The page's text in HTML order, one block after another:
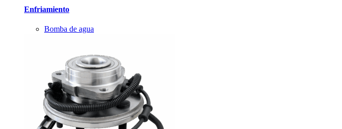
Enfriamiento
Bomba de agua